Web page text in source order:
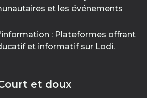
et les événements
: Plateformes offrant
et informatif sur Lodi.
et doux